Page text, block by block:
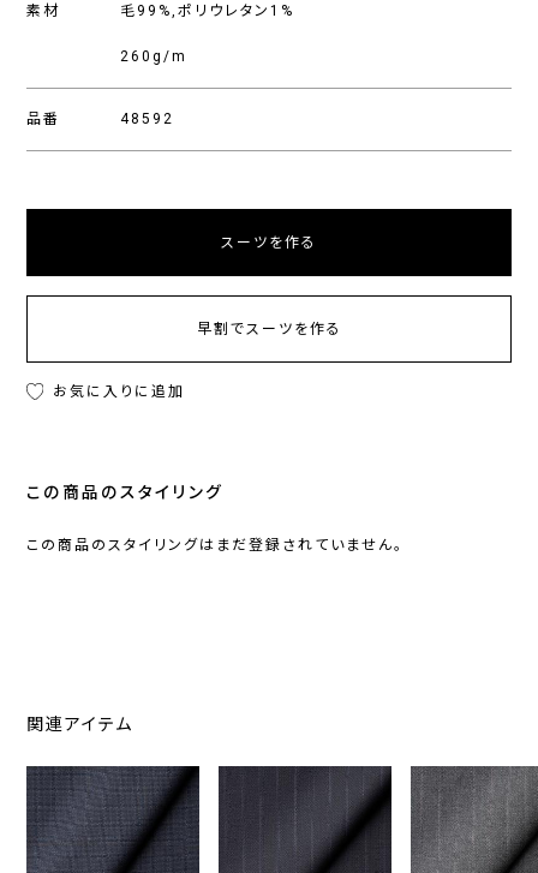
素材 毛99%,ポリウレタン1%
260g/m
品番 48592
スーツを作る
早割でスーツを作る
お気に入りに追加
この商品のスタイリング
この商品のスタイリングはまだ登録されていません。
関連アイテム